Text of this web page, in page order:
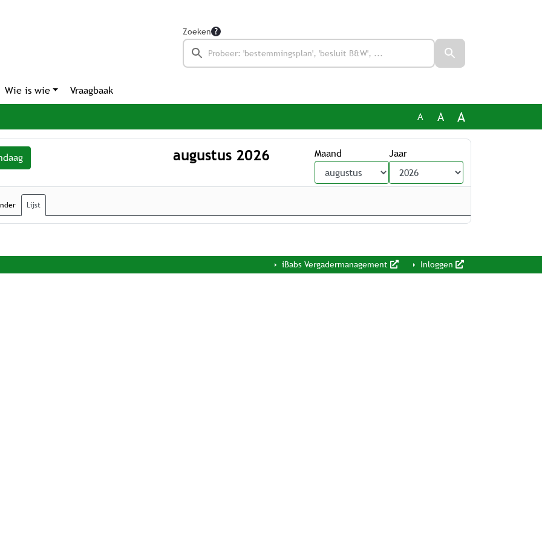
Zoeken
Wie is wie Vraagbaak
A A A
augustus 2026 Maand Jaar
Lijst
iBabs Vergadermanagement Inloggen